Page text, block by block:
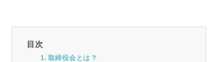
目次
取締役会とは？